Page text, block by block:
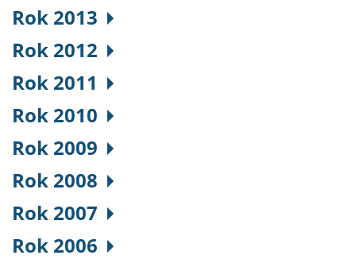
Rok 2013
Rok 2012
Rok 2011
Rok 2010
Rok 2009
Rok 2008
Rok 2007
Rok 2006